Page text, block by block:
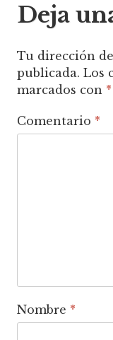
Deja
Tu dirección
publicada. Los
marcados con *
Comentario *
Nombre *